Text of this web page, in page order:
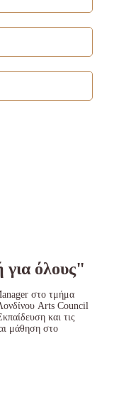
όλους"
στο τμήμα
Arts Council
και τις
μάθηση στο